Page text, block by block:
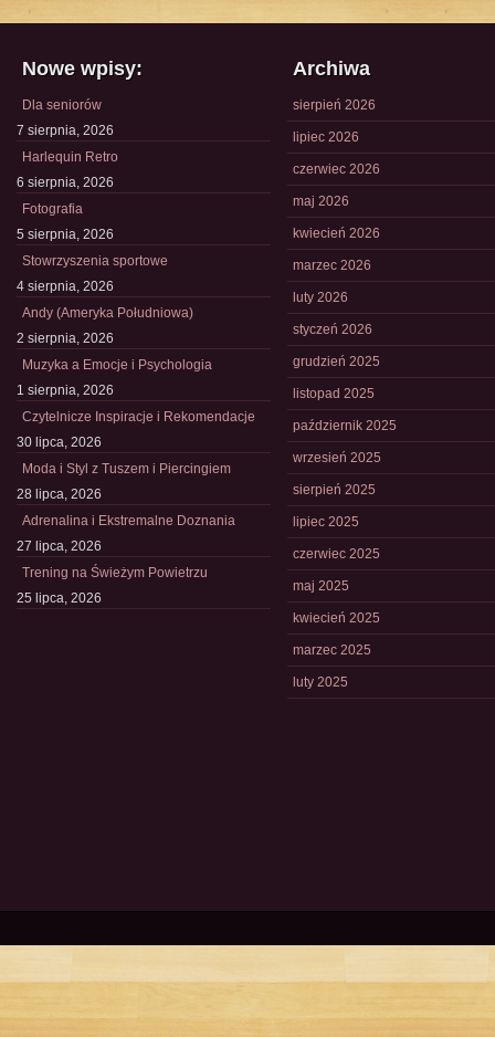
Nowe wpisy:
Dla seniorów
7 sierpnia, 2026
Harlequin Retro
6 sierpnia, 2026
Fotografia
5 sierpnia, 2026
Stowrzyszenia sportowe
4 sierpnia, 2026
Andy (Ameryka Południowa)
2 sierpnia, 2026
Muzyka a Emocje i Psychologia
1 sierpnia, 2026
Czytelnicze Inspiracje i Rekomendacje
30 lipca, 2026
Moda i Styl z Tuszem i Piercingiem
28 lipca, 2026
Adrenalina i Ekstremalne Doznania
27 lipca, 2026
Trening na Świeżym Powietrzu
25 lipca, 2026
Archiwa
sierpień 2026
lipiec 2026
czerwiec 2026
maj 2026
kwiecień 2026
marzec 2026
luty 2026
styczeń 2026
grudzień 2025
listopad 2025
październik 2025
wrzesień 2025
sierpień 2025
lipiec 2025
czerwiec 2025
maj 2025
kwiecień 2025
marzec 2025
luty 2025